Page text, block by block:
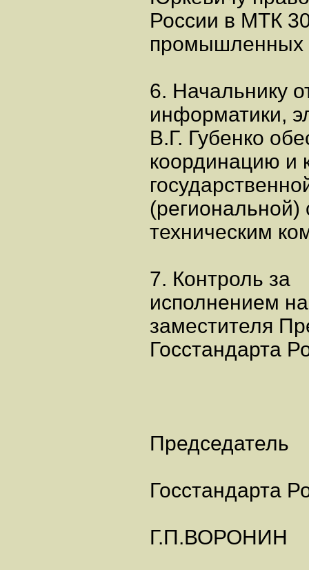
России в МТК
промышленных
6. Начальнику
информатики,
В.Г. Губенко
координацию и
техническим
7. Контроль за
исполнением
заместителя
Госстандарта
Председатель
Госстандарта
Г.П.ВОРОНИН